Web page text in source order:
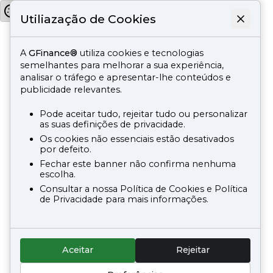
Utiliazação de Cookies
AGFinance® utiliza cookies e tecnologias
semelhantes para melhorar a sua experiência,
analisar o tráfego e apresentar-lhe conteúdos e
publicidade relevantes.
Pode aceitar tudo, rejeitar tudo ou personalizar
as suas definições de privacidade.
Os cookies não essenciais estão desativados
por defeito.
Fechar este banner não confirma nenhuma
escolha.
Consultar a nossa Política de Cookies e Política
de Privacidade para mais informações.
Aceitar Rejeitar